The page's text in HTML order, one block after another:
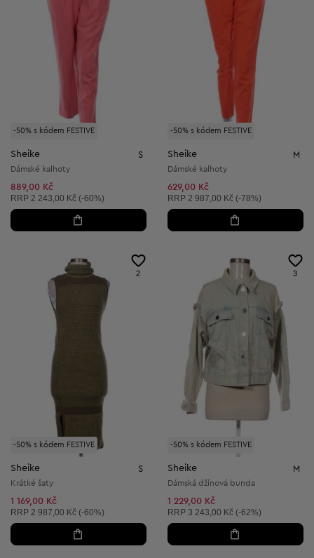
-50% s kódem FESTIVE
Sheike S
Dámské kalhoty
889,00 Kč
Doporučená cena:
RRP 2 243,00 Kč (-60%)
-50% s kódem FESTIVE
Sheike M
Dámské kalhoty
629,00 Kč
Doporučená cena:
RRP 2 987,00 Kč (-78%)
-50% s kódem FESTIVE
2
Sheike S
Krátké šaty
1 169,00 Kč
Doporučená cena:
RRP 2 987,00 Kč (-60%)
-50% s kódem FESTIVE
3
Sheike M
Dámská džínová bunda
1 229,00 Kč
Doporučená cena:
RRP 3 243,00 Kč (-62%)